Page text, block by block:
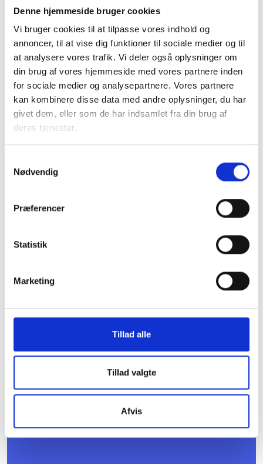
Denne hjemmeside bruger cookies
Vi bruger cookies til at tilpasse vores indhold og
annoncer, til at vise dig funktioner til sociale medier og til
at analysere vores trafik. Vi deler også oplysninger om
din brug af vores hjemmeside med vores partnere inden
for sociale medier og analysepartnere. Vores partnere
kan kombinere disse data med andre oplysninger, du har
givet dem, eller som de har indsamlet fra din brug af
deres tjenester.
Nødvendig
Præferencer
Statistik
Marketing
Tillad alle
Tillad valgte
Afvis
23. NOVEMBER 2026
2. og 9. kreds - Fælles Repræsentantmøde
Mødet er for dig, der er valgt til repræsentantskabet
16. NOVEMBER 2026
BL’s centrale kursus- og konferenceudvalg
Børkop